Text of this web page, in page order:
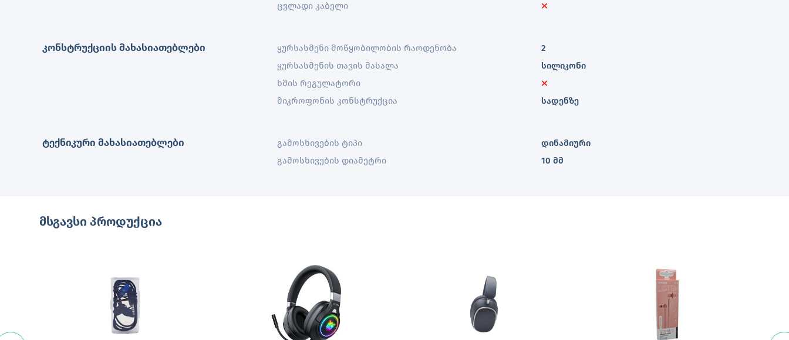
ცვლადი კაბელი
კონსტრუქციის მახასიათებლები ყურსასმენი მოწყობილობის რაოდენობა
2
ყურსასმენის თავის მასალა
სილიკონი
ხმის რეგულატორი
მიკროფონის კონსტრუქცია
სადენზე
ტექნიკური მახასიათებლები გამოსხივების ტიპი
დინამიური
გამოსხივების დიამეტრი
10 მმ
მსგავსი პროდუქცია